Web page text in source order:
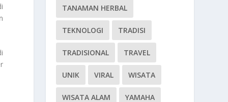
TANAMAN HERBAL
TEKNOLOGI TRADISI
TRADISIONAL TRAVEL
UNIK VIRAL WISATA
WISATA ALAM YAMAHA